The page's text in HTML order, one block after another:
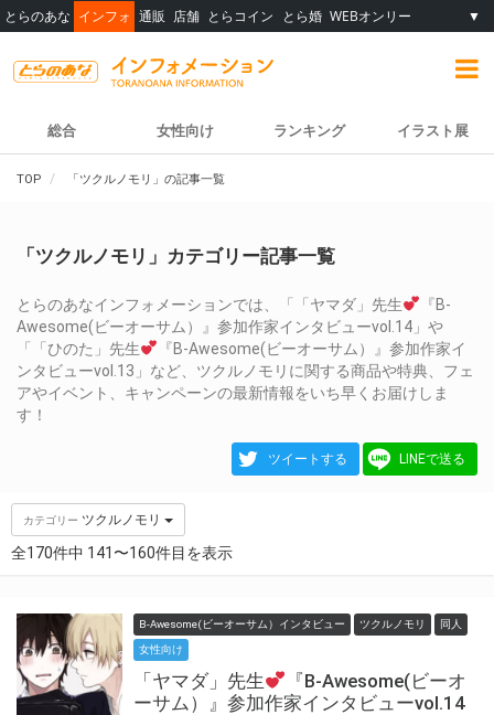
とらのあな インフォ 通販 店舗 とらコイン とら婚 WEBオンリー ▼
総合 女性向け ランキング イラスト展
TOP 「ツクルノモリ」の記事一覧
「ツクルノモリ」カテゴリー記事一覧
とらのあなインフォメーションでは、「「ヤマダ」先生
『B-
Awesome(ビーオーサム）』参加作家インタビューvol.14」や
「「ひのた」先生
『B-Awesome(ビーオーサム）』参加作家イ
ンタビューvol.13」など、ツクルノモリに関する商品や特典、フェ
アやイベント、キャンペーンの最新情報をいち早くお届けしま
す！
ツイートする LINEで送る
カテゴリー ツクルノモリ
全170件中 141〜160件目を表示
B-Awesome(ビーオーサム）インタビュー ツクルノモリ 同人
女性向け
「ヤマダ」先生
『B-Awesome(ビーオ
ーサム）』参加作家インタビューvol.14